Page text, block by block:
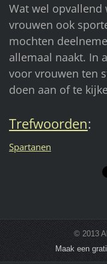
Wat wel opvallend
vrouwen ook
mochten
allemaal naakt. In
voor vrouwen ten
doen aan of te
Trefwoorden:
Spartanen
© 2013
Maak een